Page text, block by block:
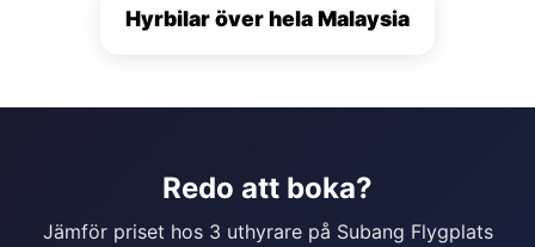
Hyrbilar över hela Malaysia
Redo att boka?
Jämför priset hos 3 uthyrare på Subang Flygplats